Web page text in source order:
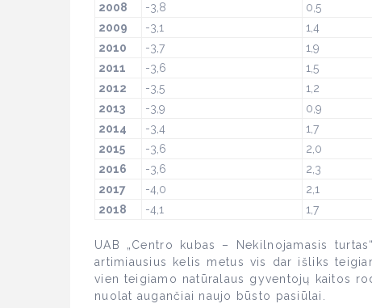
2008
-3,8 0,5
2009
-3,1 1,4
2010
-3,7 1,9
2011
-3,6 1,5
2012
-3,5 1,2
2013
-3,9 0,9
2014
-3,4 1,7
2015
-3,6 2,0
2016
-3,6 2,3
2017
-4,0 2,1
2018
-4,1 1,7
UAB „Centro kubas – Nekilnojamasis
artimiausius kelis metus vis dar išliks
vien teigiamo natūralaus gyventojų kaitos
nuolat augančiai naujo būsto pasiūlai.